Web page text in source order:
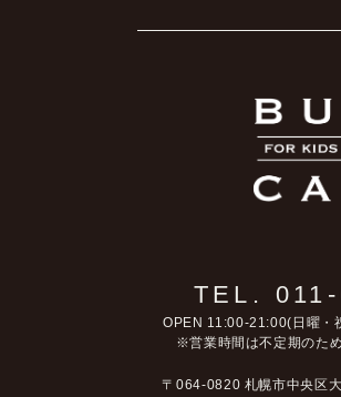
TEL.
OPEN 11:00-21:00(日曜・
※営業時間は不定期のた
〒064-0820 札幌市中央区